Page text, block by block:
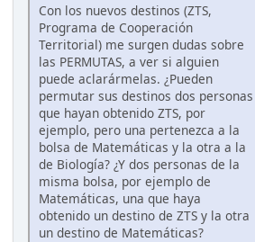
Con los nuevos destinos (ZTS,
Programa de Cooperación
Territorial) me surgen dudas sobre
las PERMUTAS, a ver si alguien
puede aclarármelas. ¿Pueden
permutar sus destinos dos personas
que hayan obtenido ZTS, por
ejemplo, pero una pertenezca a la
bolsa de Matemáticas y la otra a la
de Biología? ¿Y dos personas de la
misma bolsa, por ejemplo de
Matemáticas, una que haya
obtenido un destino de ZTS y la otra
un destino de Matemáticas?